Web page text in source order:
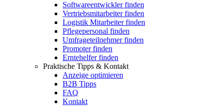
Softwareentwickler finden
Vertriebsmitarbeiter finden
Logistik Mitarbeiter finden
Pflegepersonal finden
Umfrageteilnehmer finden
Promoter finden
Erntehelfer finden
Praktische Tipps & Kontakt
Anzeige optimieren
B2B Tipps
FAQ
Kontakt